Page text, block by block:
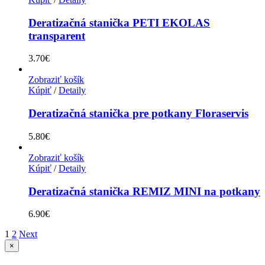
Deratizačná stanička PETI EKOLAS
transparent
3.70€
Zobraziť košík
Kúpiť / Detaily
Deratizačná stanička pre potkany Floraservis
5.80€
Zobraziť košík
Kúpiť / Detaily
Deratizačná stanička REMIZ MINI na potkany
6.90€
1 2 Next
Zatvoriť
rýchle
×